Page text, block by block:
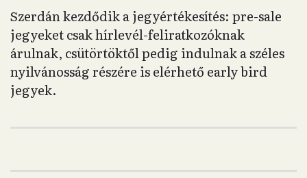
Szerdán kezdődik a jegyértékesítés: pre-sale
jegyeket csak hírlevél-feliratkozóknak
árulnak, csütörtöktől pedig indulnak a széles
nyilvánosság részére is elérhető early bird
jegyek.